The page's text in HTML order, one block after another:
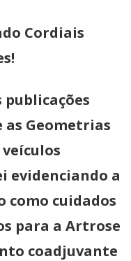
Cordiais
publicações
Geometrias
evidenciando a
como cuidados
para a Artrose
coadjuvante